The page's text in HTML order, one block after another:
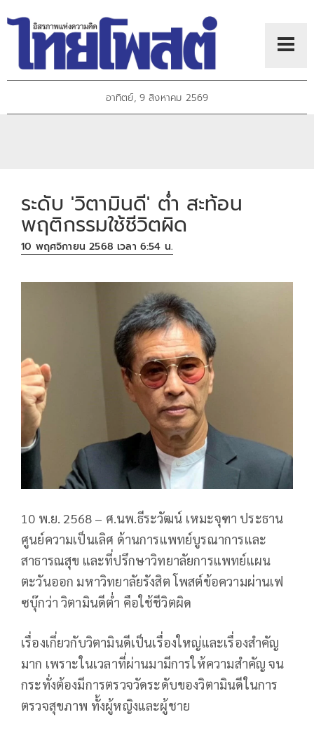
อาทิตย์, 9 สิงหาคม 2569
ระดับ 'วิตามินดี' ต่ำ สะท้อน
พฤติกรรมใช้ชีวิตผิด
10 พฤศจิกายน 2568 เวลา 6:54 น.
10 พ.ย. 2568 – ศ.นพ.ธีระวัฒน์ เหมะจุฑา ประธาน
ศูนย์ความเป็นเลิศ ด้านการแพทย์บูรณาการและ
สาธารณสุข และที่ปรึกษาวิทยาลัยการแพทย์แผน
ตะวันออก มหาวิทยาลัยรังสิต โพสต์ข้อความผ่านเฟ
ซบุ๊กว่า วิตามินดีต่ำ คือใช้ชีวิตผิด
เรื่องเกี่ยวกับวิตามินดีเป็นเรื่องใหญ่และเรื่องสำคัญ
มาก เพราะในเวลาที่ผ่านมามีการให้ความสำคัญ จน
กระทั่งต้องมีการตรวจวัดระดับของวิตามินดีในการ
ตรวจสุขภาพ ทั้งผู้หญิงและผู้ชาย